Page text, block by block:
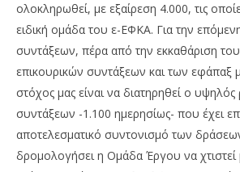
ολοκληρωθεί, με εξαίρεση 4.000, τις
ειδική ομάδα του ε-ΕΦΚΑ. Για την
συντάξεων, πέρα από την εκκαθάριση
επικουρικών συντάξεων και των εφάπαξ
στόχος μας είναι να διατηρηθεί ο
συντάξεων -1.100 ημερησίως- που έχει
αποτελεσματικό συντονισμό των
δρομολογήσει η Ομάδα Έργου να χτιστεί